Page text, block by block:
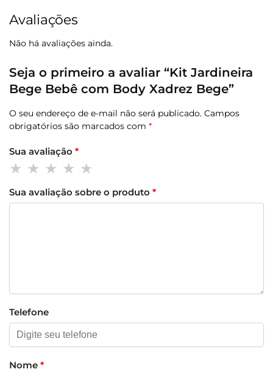
Avaliações
Não há avaliações ainda.
Seja o primeiro a avaliar “Kit Jardineira
Bege Bebê com Body Xadrez Bege”
O seu endereço de e-mail não será publicado. Campos
obrigatórios são marcados com *
Sua avaliação *
Sua avaliação sobre o produto *
Telefone
Nome *